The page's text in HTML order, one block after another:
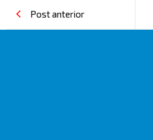
Post anterior